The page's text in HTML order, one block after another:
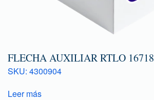
FLECHA AUXILIAR RTLO 16718
SKU: 4300904
Leer más